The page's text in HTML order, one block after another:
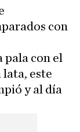
con
pala con el
lata, este
y al día